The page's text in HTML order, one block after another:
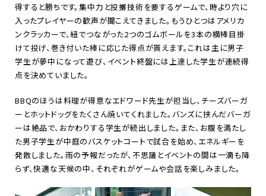
得すると勝ちです。集中力と投擲技術を要するゲームで、時より穴に
入ったプレイヤーの歓声が聞こえてきました。もうひとつはアメリカ
ンクラッカーで、紐でつながった2つのゴムボールを3本の横棒目掛
けて投げ、巻き付いた棒に応じた得点が貰えます。これは主に男子
学生が夢中になって遊び、イベント終盤には上達した学生が連続得
点を決めていました。
BBQのほうは料理が得意なエドワード先生が担当し、チーズバーガ
ーとホットドッグをたくさん焼いてくれました。バンズに挟んだバーガ
ーは絶品で、おかわりする学生が続出しました。また、お腹を満たし
た男子学生が中庭のバスケットコートで試合を始め、エネルギーを
発散しました。雨の予報だったが、不思議とイベントの間は一滴も降
らず、快適な天候の中、それぞれがゲームや会話を楽しみました。